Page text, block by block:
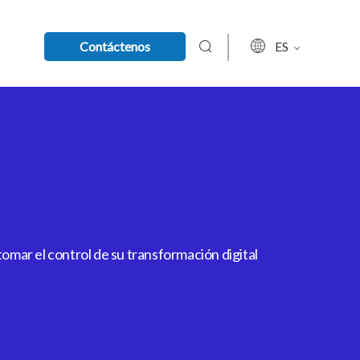
Contáctenos ES
el control de su transformación digital